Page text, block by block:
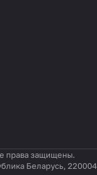
права защищены.
Беларусь, 220004